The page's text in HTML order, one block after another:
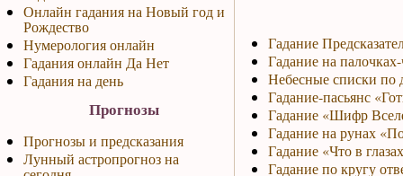
Онлайн гадания на Новый год и
Рождество
Нумерология онлайн
Гадания онлайн Да Нет
Гадания на день
Прогнозы
Прогнозы и предсказания
Лунный астропрогноз на
Гадание
Гадание на
Небесные списки по
Гадание-пасьянс
Гадание «Шифр
Гадание на рунах
Гадание «Что в
Гадание по кругу